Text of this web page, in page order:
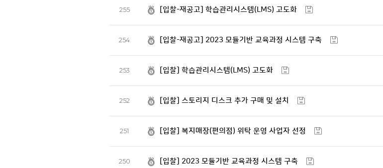
255 [입찰-재공고] 학습관리시스템(LMS) 고도화
254 [입찰-재공고] 2023 모듈기반 교육과정 시스템 구축
253 [입찰] 학습관리시스템(LMS) 고도화
252 [입찰] 스토리지 디스크 추가 구매 및 설치
251 [입찰] 복지매장(편의점) 위탁 운영 사업자 선정
250 [입찰] 2023 모듈기반 교육과정 시스템 구축